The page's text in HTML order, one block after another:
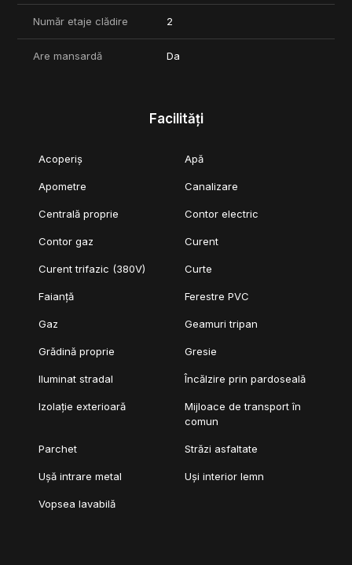
Număr etaje clădire 2
Are mansardă Da
Facilități
Acoperiș Apă
Apometre Canalizare
Centrală proprie Contor electric
Contor gaz Curent
Curent trifazic (380V) Curte
Faianță Ferestre PVC
Gaz Geamuri tripan
Grădină proprie Gresie
Iluminat stradal Încălzire prin pardoseală
Izolație exterioară
Mijloace de transport în
comun
Parchet Străzi asfaltate
Ușă intrare metal Uși interior lemn
Vopsea lavabilă